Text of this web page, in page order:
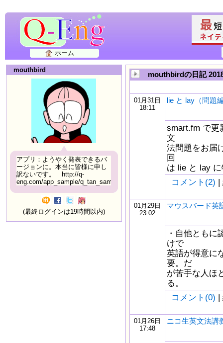
ホーム
mouthbird
アプリ：ようやく発表できるバ
ージョンに。本当に皆様に申し
訳ないです。 http://q-
eng.com/app_sample/q_tan_sample06.html
(最終ログインは19時間以内)
mouthbirdの日記
01月31日
18:11
lie と lay（問題
smart.fm で更
文
法問題をお届
回
は lie と lay
コメント(2) |
01月29日
23:02
マウスバード英
・自他ともに
けで
英語が得意に
要。だ
が苦手な人ほ
る。
コメント(0) |
01月26日
17:48
ニコ生英文法講